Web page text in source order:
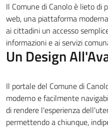
Il Comune di Canolo è lieto di
web, una piattaforma
ai cittadini un accesso
informazioni e ai servizi
Un Design
Il portale del Comune di
moderno e facilmente
di rendere l'esperienza
permettendo a chiunque,